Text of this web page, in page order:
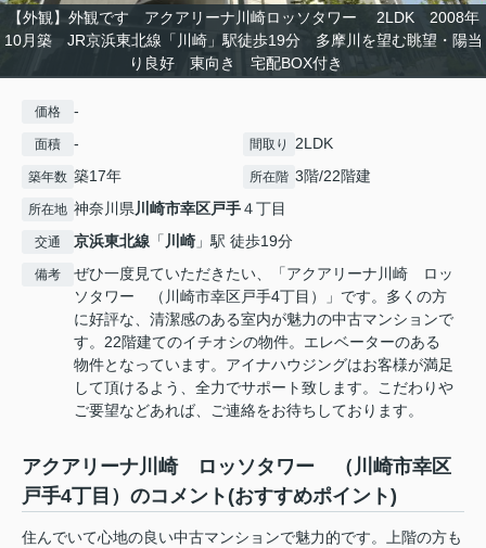
【外観】外観です アクアリーナ川崎ロッソタワー 2LDK 2008年
10月築 JR京浜東北線「川崎」駅徒歩19分 多摩川を望む眺望・陽当
り良好 東向き 宅配BOX付き
価格 -
面積 - 間取り 2LDK
築年数 築17年 所在階 3階/22階建
所在地 神奈川県川崎市幸区戸手４丁目
交通 京浜東北線 「 川崎 」駅 徒歩19分
備考
ぜひ一度見ていただきたい、「アクアリーナ川崎 ロッ
ソタワー （川崎市幸区戸手4丁目）」です。多くの方
に好評な、清潔感のある室内が魅力の中古マンションで
す。22階建てのイチオシの物件。エレベーターのある
物件となっています。アイナハウジングはお客様が満足
して頂けるよう、全力でサポート致します。こだわりや
ご要望などあれば、ご連絡をお待ちしております。
アクアリーナ川崎 ロッソタワー （川崎市幸区
戸手4丁目）のコメント(おすすめポイント)
住んでいて心地の良い中古マンションで魅力的です。上階の方も